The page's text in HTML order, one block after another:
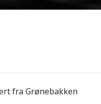
fra Grønebakken